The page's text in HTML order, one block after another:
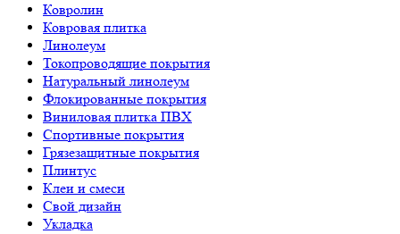
Ковролин
Ковровая плитка
Линолеум
Токопроводящие покрытия
Натуральный линолеум
Флокированные покрытия
Виниловая плитка ПВХ
Спортивные покрытия
Грязезащитные покрытия
Плинтус
Клеи и смеси
Свой дизайн
Укладка